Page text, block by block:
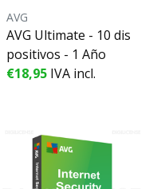
AVG
AVG Ultimate - 10 dis
positivos - 1 Año
€18,95 IVA incl.